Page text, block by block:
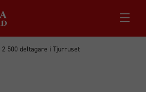
2 500 deltagare i Tjurruset